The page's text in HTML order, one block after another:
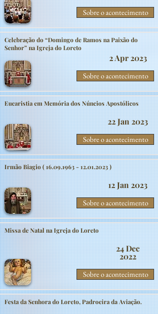
Sobre o acontecimento
Celebração do “Domingo de Ramos na Paixão do
Senhor” na Igreja do Loreto
2 Apr 2023
Sobre o acontecimento
Eucaristia em Memória dos Núncios Apostólicos
22 Jan 2023
Sobre o acontecimento
Irmão Biagio (16.09.1963 - 12.01.2023)
12 Jan 2023
Sobre o acontecimento
Missa de Natal na Igreja do Loreto
24 Dec
2022
Sobre o acontecimento
Festa da Senhora do Loreto, Padroeira da Aviação.